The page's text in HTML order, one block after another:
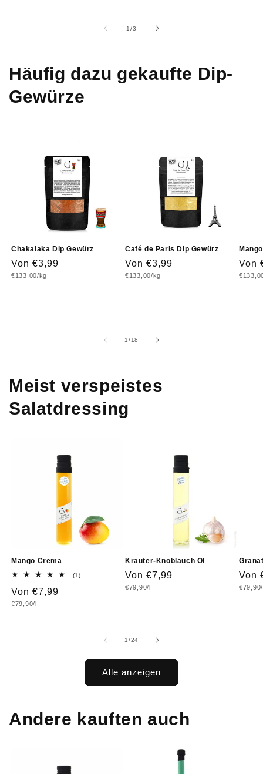
1/von
3
Häufig dazu gekaufte Dip-
Gewürze
Chakalaka Dip Gewürz
Normaler
Preis
Von €3,99
Grundpreis
€133,00/kg
Café de Paris Dip Gewürz
Normaler
Preis
Von €3,99
Grundpreis
€133,00/kg
Preis
Von
1/von
18
Meist verspeistes
Salatdressing
Mango Crema
(1)1
Normaler
Preis
Von €7,99
Grundpreis
€79,90/l
Kräuter-Knoblauch Öl
Normaler
Preis
Von €7,99
Grundpreis
€79,90/l
Preis
Von
1/von
24
Alle anzeigen
Andere kauften auch